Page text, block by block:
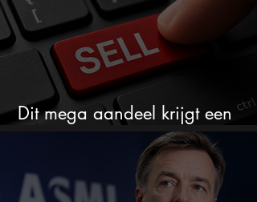
Dit mega aandeel krijgt een
zeldzaam verkoopadvies